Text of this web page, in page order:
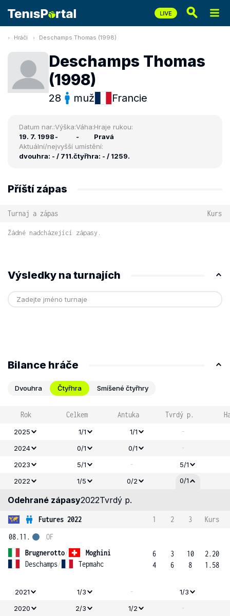
Hráči Deschamps Thomas (1998)
Deschamps Thomas
(1998)
28 muž Francie
Datum nar.:
19. 7. 1998
Výška:
-
Váha:
-
Hraje rukou:
Pravá
Aktuální/nejvyšší umístění:
dvouhra: - / 711.čtyřhra: - / 1259.
Příští zápas
Turnaj a zápas Kurs
Žádné nadcházející zápasy.
Výsledky na turnajích
Bilance hráče
Dvouhra Čtyřhra Smíšené čtyřhry
Rok Celkem Antuka Tvrdý p.
2025 1/1 1/1 -
2024 0/1 0/1 -
2023 5/1 -
5/1
2022
1/5 0/2 0/1
Odehrané zápasy2022Tvrdý p.
Futures 2022 1 2 3
Kurs
08.11.
Brugnerotto/
Moghini
Deschamps/ Tepmahc
OF
6
4
3
6
10
8
2.20
1.58
2021 1/3 -
1/3
2020
2/3 1/2
-